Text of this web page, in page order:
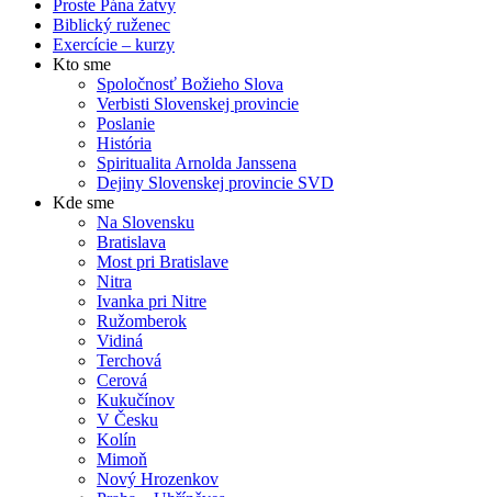
Proste Pána žatvy
Biblický ruženec
Exercície – kurzy
Kto sme
Spoločnosť Božieho Slova
Verbisti Slovenskej provincie
Poslanie
História
Spiritualita Arnolda Janssena
Dejiny Slovenskej provincie SVD
Kde sme
Na Slovensku
Bratislava
Most pri Bratislave
Nitra
Ivanka pri Nitre
Ružomberok
Vidiná
Terchová
Cerová
Kukučínov
V Česku
Kolín
Mimoň
Nový Hrozenkov